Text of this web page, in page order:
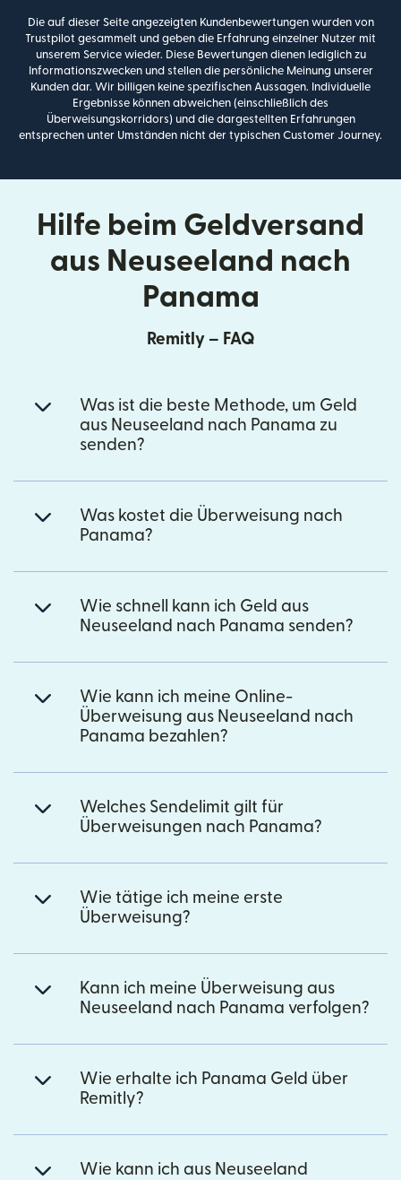
Die auf dieser Seite angezeigten Kundenbewertungen wurden von
Trustpilot gesammelt und geben die Erfahrung einzelner Nutzer mit
unserem Service wieder. Diese Bewertungen dienen lediglich zu
Informationszwecken und stellen die persönliche Meinung unserer
Kunden dar. Wir billigen keine spezifischen Aussagen. Individuelle
Ergebnisse können abweichen (einschließlich des
Überweisungskorridors) und die dargestellten Erfahrungen
entsprechen unter Umständen nicht der typischen Customer Journey.
Hilfe beim Geldversand
aus Neuseeland nach
Panama
Remitly – FAQ
Was ist die beste Methode, um Geld
aus Neuseeland nach Panama zu
senden?
Was kostet die Überweisung nach
Panama?
Wie schnell kann ich Geld aus
Neuseeland nach Panama senden?
Wie kann ich meine Online-
Überweisung aus Neuseeland nach
Panama bezahlen?
Welches Sendelimit gilt für
Überweisungen nach Panama?
Wie tätige ich meine erste
Überweisung?
Kann ich meine Überweisung aus
Neuseeland nach Panama verfolgen?
Wie erhalte ich Panama Geld über
Remitly?
Wie kann ich aus Neuseeland